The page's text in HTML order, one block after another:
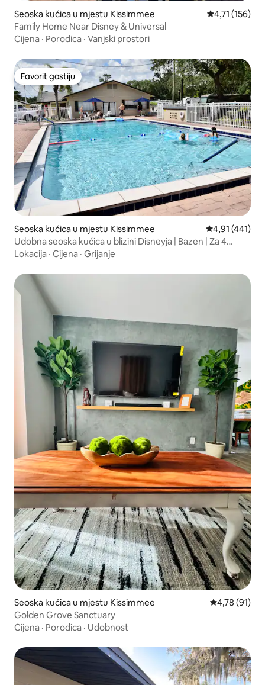
Seoska kućica u mjestu Kissimmee Prosječna
4,71 (156)
Family Home Near Disney & Universal
Cijena · Porodica · Vanjski prostori
Favorit gostiju
Favorit gostiju
Seoska kućica u mjestu Kissimmee Prosječna
4,91 (441)
Udobna seoska kućica u blizini Disneyja | Bazen | Za 4
osobe!
Lokacija · Cijena · Grijanje
Seoska kućica u mjestu Kissimmee Prosječna
4,78 (91)
Golden Grove Sanctuary
Cijena · Porodica · Udobnost